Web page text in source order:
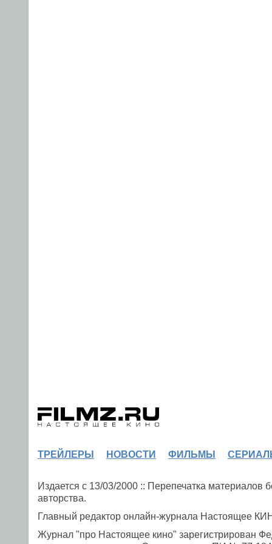
ТРЕЙЛЕРЫ НОВОСТИ ФИЛЬМЫ
Издается с 13/03/2000 :: Перепечатка
авторства.
Главный редактор онлайн-журнала Настоящее
Журнал "про Настоящее кино" зарегистрирован